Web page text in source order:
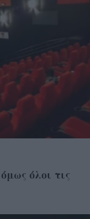
όλοι τις